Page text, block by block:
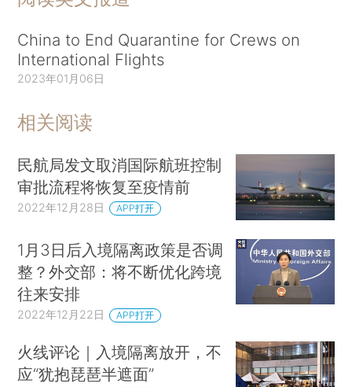
China to End Quarantine for Crews on
International Flights
2023年01月06日
相关阅读
民航局发文取消国际航班控制
审批流程将恢复至疫情前
2022年12月28日 APP打开
1月3日后入境隔离政策是否调
整？外交部：将不断优化跨境
往来安排
2022年12月22日 APP打开
火线评论｜入境隔离放开，不
应“犹抱琵琶半遮面”